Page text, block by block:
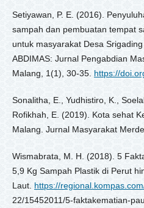
Setiyawan, P. E. (2016).
sampah dan pembuatan tempat
untuk masyarakat Desa
ABDIMAS: Jurnal Pengabdian
Malang, 1(1), 30-35. https://
Sonalitha, E., Yudhistiro, K.,
Rofikhah, E. (2019). Kota sehat
Malang. Jurnal Masyarakat
Wismabrata, M. H. (2018). 5
5,9 Kg Sampah Plastik di Perut
Laut. https://
22/15452011/5-faktakematian-